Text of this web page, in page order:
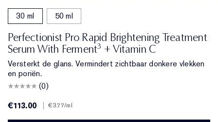
30 ml 50 ml
Perfectionist Pro Rapid Brightening Treatment
Serum With Ferment3 + Vitamin C
Versterkt de glans. Vermindert zichtbaar donkere vlekken
en poriën.
(0)
€113.00
€3.77/ml